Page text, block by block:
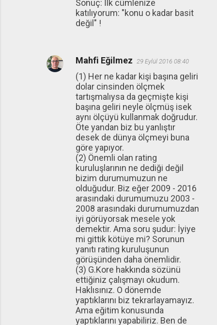
Sonuç: İlk cümlenize
katılıyorum: "konu o kadar basit
değil" !
Mahfi Eğilmez 29 Eylül 2016 08:40
(1) Her ne kadar kişi başına geliri
dolar cinsinden ölçmek
tartışmalıysa da geçmişte kişi
başına geliri neyle ölçmüş isek
aynı ölçüyü kullanmak doğrudur.
Öte yandan biz bu yanlıştır
desek de dünya ölçmeyi buna
göre yapıyor.
(2) Önemli olan rating
kuruluşlarının ne dediği değil
bizim durumumuzun ne
olduğudur. Biz eğer 2009 - 2016
arasındaki durumumuzu 2003 -
2008 arasındaki durumumuzdan
iyi görüyorsak mesele yok
demektir. Ama soru şudur: İyiye
mi gittik kötüye mi? Sorunun
yanıtı rating kuruluşunun
görüşünden daha önemlidir.
(3) G.Kore hakkında sözünü
ettiğiniz çalışmayı okudum.
Haklısınız. O dönemde
yaptıklarını biz tekrarlayamayız.
Ama eğitim konusunda
yaptıklarını yapabiliriz. Ben de